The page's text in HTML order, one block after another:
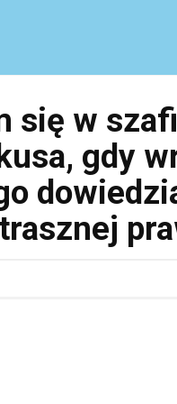
się w
gdy